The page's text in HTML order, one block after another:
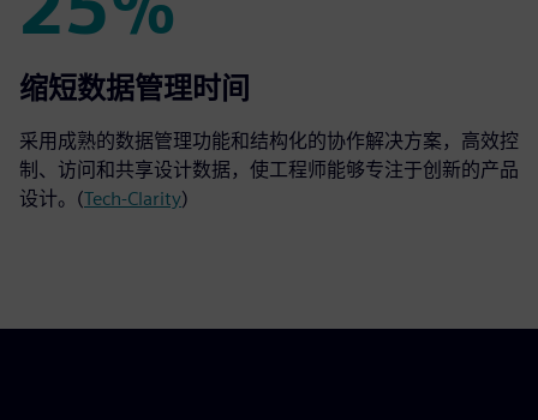
25%
缩短数据管理时间
采用成熟的数据管理功能和结构化的协作解决方案，高效控
制、访问和共享设计数据，使工程师能够专注于创新的产品
设计。(Tech-Clarity)